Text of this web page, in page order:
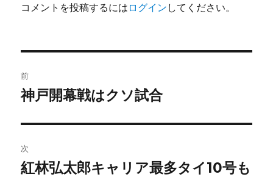
コメントを投稿するには ログイン してください。
稿
ビ
ゲ
前
前
投
稿:
神戸開幕戦はクソ試合
次
次
紅林弘太郎キャリア最多タイ10号も